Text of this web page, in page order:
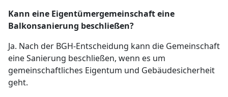
Kann eine Eigentümergemeinschaft eine
Balkonsanierung beschließen?
Ja. Nach der BGH-Entscheidung kann die Gemeinschaft
eine Sanierung beschließen, wenn es um
gemeinschaftliches Eigentum und Gebäudesicherheit
geht.